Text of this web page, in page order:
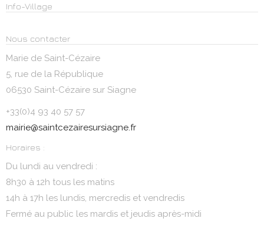
Info-Village
Nous contacter
Marie de Saint-Cézaire
5, rue de la République
06530 Saint-Cézaire sur Siagne
+33(0)4 93 40 57 57
mairie@saintcezairesursiagne.fr
Horaires :
Du lundi au vendredi :
8h30 à 12h tous les matins
14h à 17h les lundis, mercredis et vendredis
Fermé au public les mardis et jeudis après-midi